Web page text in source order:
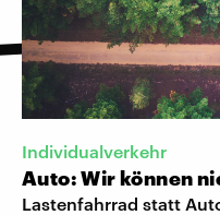
Individualverkehr
Auto: Wir können
Lastenfahrrad statt